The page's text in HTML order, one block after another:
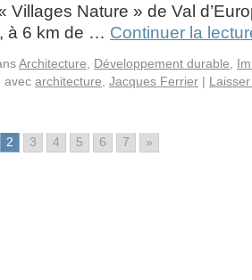
Villages Nature » de Val
à 6 km de … Continuer la
Architecture Développement durable
avec architecture Jacques Ferrier |
2 3 4 5 6 7 »